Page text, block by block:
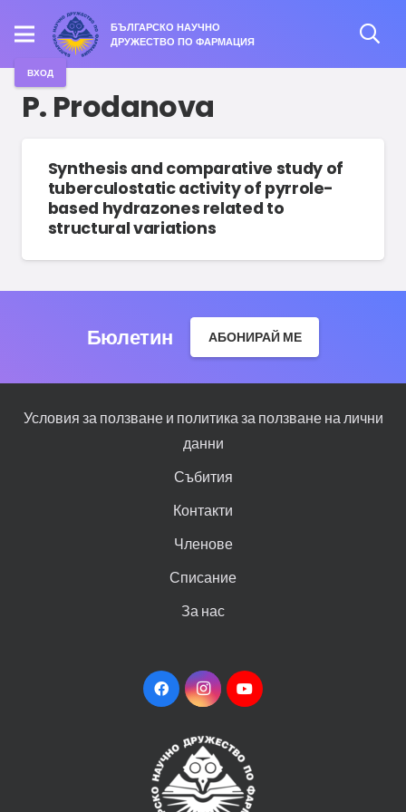
БЪЛГАРСКО НАУЧНО
ДРУЖЕСТВО ПО ФАРМАЦИЯ
ВХОД
P. Prodanova
Synthesis and comparative study of
tuberculostatic activity of pyrrole-
based hydrazones related to
structural variations
Бюлетин АБОНИРАЙ МЕ
Условия за ползване и политика за ползване на лични
данни
Събития
Контакти
Членове
Списание
За нас